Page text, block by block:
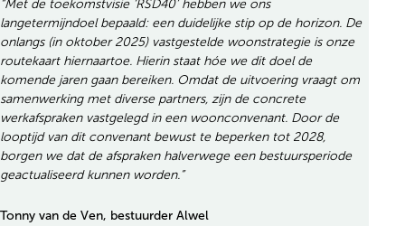
“Met de toekomstvisie ‘RSD40’ hebben we ons
langetermijndoel bepaald: een duidelijke stip op de horizon. De
onlangs (in oktober 2025) vastgestelde woonstrategie is onze
routekaart hiernaartoe. Hierin staat hóe we dit doel de
komende jaren gaan bereiken. Omdat de uitvoering vraagt om
samenwerking met diverse partners, zijn de concrete
werkafspraken vastgelegd in een woonconvenant. Door de
looptijd van dit convenant bewust te beperken tot 2028,
borgen we dat de afspraken halverwege een bestuursperiode
geactualiseerd kunnen worden.”
Tonny van de Ven, bestuurder Alwel